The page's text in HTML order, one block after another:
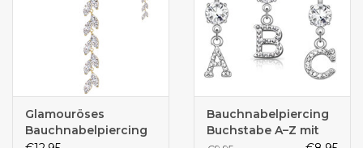
Glamouröses
Bauchnabelpiercing
Bauchnabelpiercing
Buchstabe A–Z mit